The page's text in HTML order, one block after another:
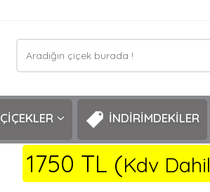
ÇİÇEKLER İNDİRİMDEKİLER
1750 TL (Kdv Dahil